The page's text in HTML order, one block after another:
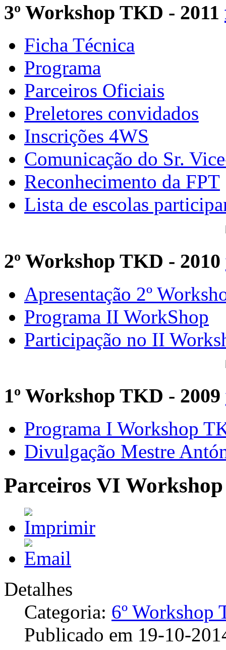
3º Workshop TKD - 2011
Ficha Técnica
Programa
Parceiros Oficiais
Preletores convidados
Inscrições 4WS
Comunicação do Sr.
Reconhecimento da FPT
Lista de escolas
2º Workshop TKD - 2010
Apresentação 2º
Programa II WorkShop
Participação no II
1º Workshop TKD - 2009
Programa I Workshop
Divulgação Mestre
Parceiros VI Workshop
Detalhes
Categoria: 6º Workshop
Publicado em 19-10-